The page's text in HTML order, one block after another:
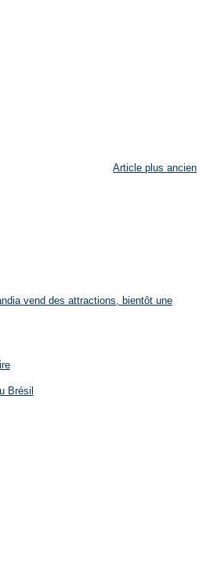
Article plus ancien
vend des attractions, bientôt une
Brésil